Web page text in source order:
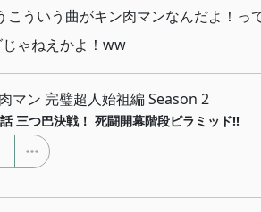
こういう曲がキン肉マンなんだよ！っ
ゃねえかよ！ww
マン 完璧超人始祖編 Season 2
三つ巴決戦！ 死闘開幕階段ピラミッド!!